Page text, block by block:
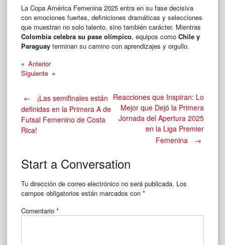
La Copa América Femenina 2025 entra en su fase decisiva
con emociones fuertes, definiciones dramáticas y selecciones
que muestran no solo talento, sino también carácter. Mientras
Colombia celebra su pase olímpico, equipos como Chile y
Paraguay terminan su camino con aprendizajes y orgullo.
« Anterior
Siguiente »
Post
navigation
←
¡Las semifinales están
definidas en la Primera A de
Futsal Femenino de Costa
Rica!
Reacciones que Inspiran: Lo
Mejor que Dejó la Primera
Jornada del Apertura 2025
en la Liga Premier
Femenina
→
Start a Conversation
Tu dirección de correo electrónico no será publicada. Los
campos obligatorios están marcados con *
Comentario *